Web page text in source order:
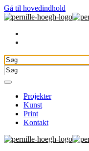
Gå til hovedindhold
Projekter
Kunst
Print
Kontakt